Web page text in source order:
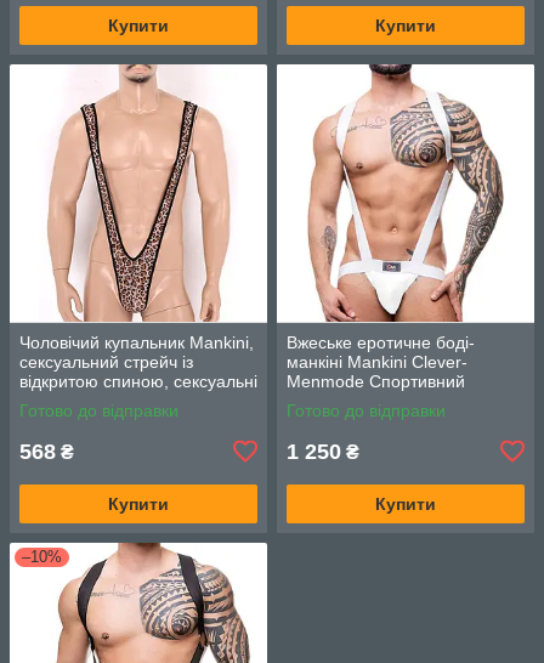
Купити Купити
Чоловічий купальник Mankini,
сексуальний стрейч із
відкритою спиною, сексуальні
стринги (One Size), Леопард
Готово до відправки
568 ₴
Купити
Вжеське еротичне боді-
манкіні Mankini Clever-
Menmode Спортивний
синглет зі стрингами 18+
(Розміри M, L). Білий
Готово до відправки
1 250 ₴
Купити
–10%